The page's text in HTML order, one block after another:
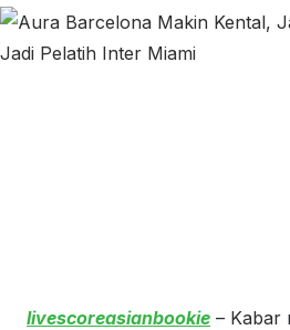
livescoreasianbookie – Kabar